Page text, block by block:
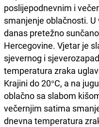
poslijepodnevnim i
smanjenje oblačnosti.
danas pretežno
Hercegovine. Vjetar je
sjevernog i
temperatura zraka
Krajini do 20°C, a na
oblačno sa slabom
večernjim satima
dnevna temperatura